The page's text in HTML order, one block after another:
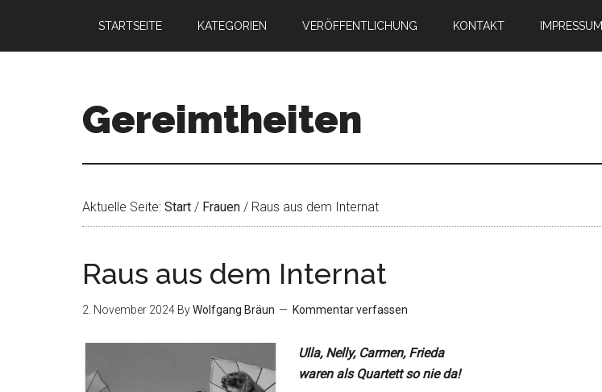
STARTSEITE KATEGORIEN VERÖFFENTLICHUNG KONTAKT IMPRESSUM
Gereimtheiten
Aktuelle Seite: Start / Frauen / Raus aus dem Internat
Raus aus dem Internat
2. November 2024 ByWolfgang Bräun Kommentar verfassen
Ulla, Nelly, Carmen, Frieda
waren als Quartett so nie da!